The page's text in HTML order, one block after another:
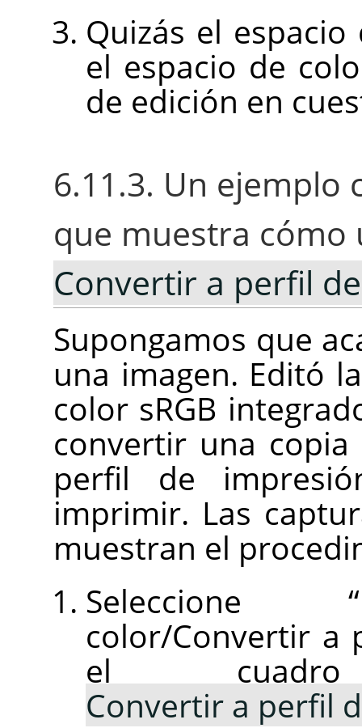
Quizás el
el espacio de
de edición en
6.11.3. Un ejemplo
que muestra cómo
Convertir a perfil
Supongamos que
una imagen. Editó
color sRGB
convertir una
perfil de
imprimir. Las
muestran el
Seleccione “
color/Convertir a
el
Convertir a perfil